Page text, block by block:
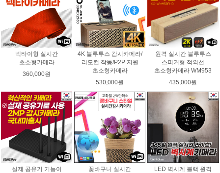
넥타이형 실시간
초소형카메라
360,000원
4K 블루투스 감시카메라/
리모컨 작동/P2P 지원
초소형카메라
530,000원
원격 실시간 블루투스
스피커형 적외선
초소형카메라 WM953
435,000원
실제 공유기 기능이
꽃바구니 실시간
LED 벽시계 블랙 원격